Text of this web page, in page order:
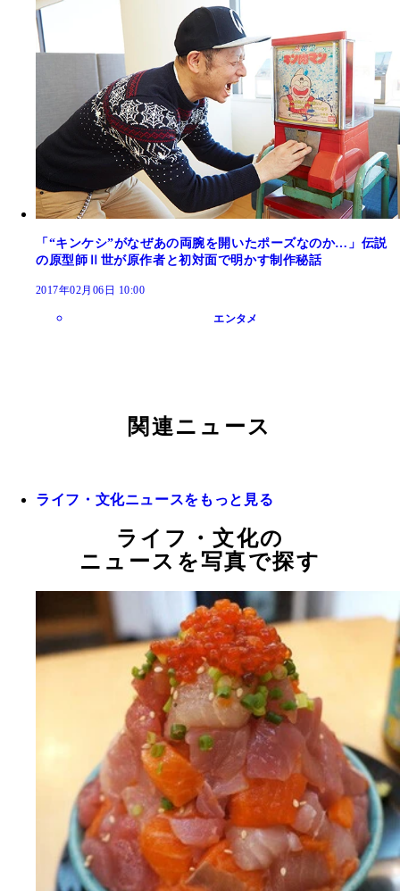
「“キンケシ”がなぜあの両腕を開いたポーズなのか…」伝説
の原型師Ⅱ世が原作者と初対面で明かす制作秘話
2017年02月06日 10:00
エンタメ
関連ニュース
ライフ・文化ニュースをもっと見る
ライフ・文化の
ニュースを写真で探す